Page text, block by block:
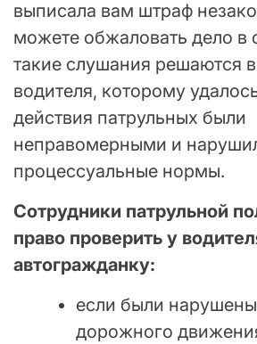
выписала вам штраф
можете обжаловать дело в
такие слушания решаются
водителя, которому
действия патрульных были
неправомерными и
процессуальные нормы.
Сотрудники патрульной
право проверить у
автогражданку:
если были
дорожного